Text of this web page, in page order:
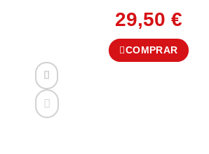
29,50 €
COMPRAR